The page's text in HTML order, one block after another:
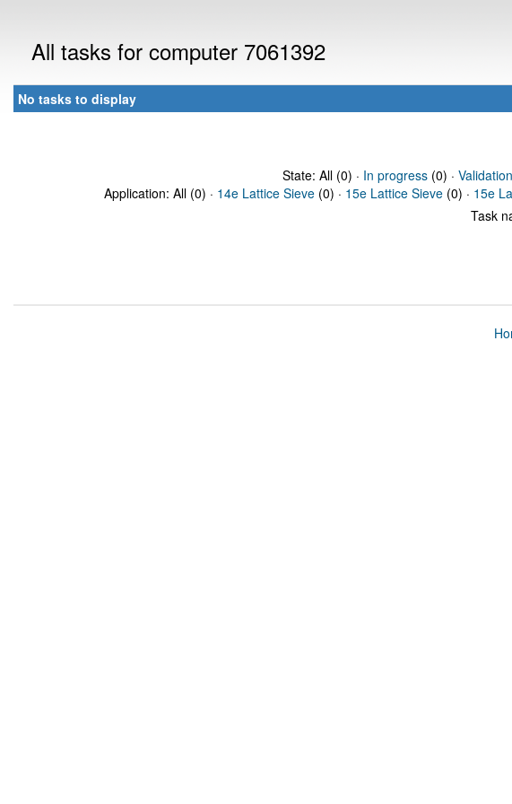
All tasks for computer 7061392
No tasks to display
State: All (0) · In progress(0) ·
Application: All (0) · 14e Lattice Sieve (0) · 15e Lattice Sieve (0) · 15e
Task